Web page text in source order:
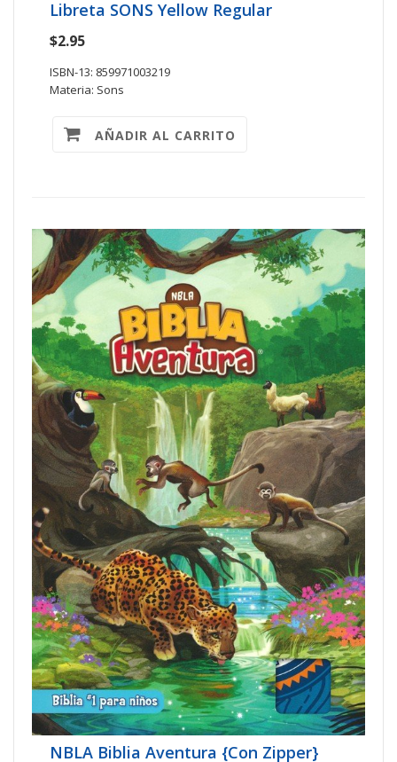
Libreta SONS Yellow Regular
$2.95
ISBN-13: 859971003219
Materia: Sons
AÑADIR AL CARRITO
NBLA Biblia Aventura {Con Zipper}